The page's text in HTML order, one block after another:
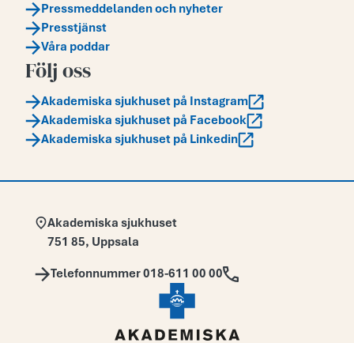
Pressmeddelanden och nyheter
Presstjänst
Våra poddar
Följ oss
Akademiska sjukhuset på Instagram
Akademiska sjukhuset på Facebook
Akademiska sjukhuset på Linkedin
Adress:
Akademiska sjukhuset
751 85, Uppsala
Telefon:
Telefonnummer 018-611 00 00